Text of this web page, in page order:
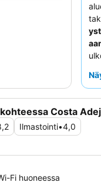
Costa
Ilmastointi•4,0
Fi huoneessa